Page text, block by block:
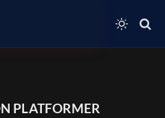
PLATFORMER